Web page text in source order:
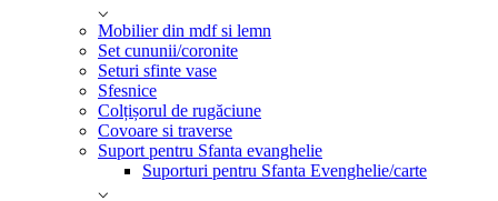
Mobilier din mdf si lemn
Set cununii/coronite
Seturi sfinte vase
Sfesnice
Colțișorul de rugăciune
Covoare si traverse
Suport pentru Sfanta evanghelie
Suporturi pentru Sfanta Evenghelie/carte